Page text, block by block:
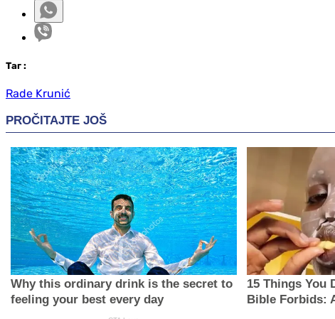
Таг :
Rade Krunić